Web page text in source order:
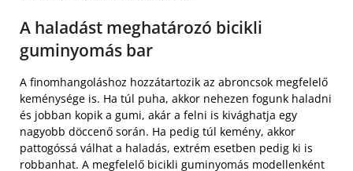
A haladást meghatározó bicikli
guminyomás bar
A finomhangoláshoz hozzátartozik az abroncsok megfelelő
keménysége is. Ha túl puha, akkor nehezen fogunk haladni
és jobban kopik a gumi, akár a felni is kivághatja egy
nagyobb döccenő során. Ha pedig túl kemény, akkor
pattogóssá válhat a haladás, extrém esetben pedig ki is
robbanhat. A megfelelő bicikli guminyomás modellenként